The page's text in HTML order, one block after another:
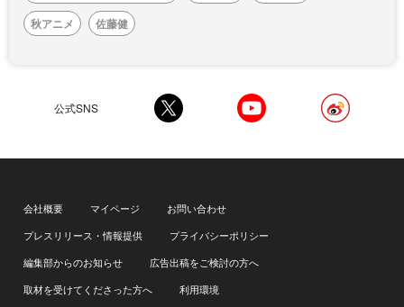
秋アニメ
佐藤健
公式SNS
会社概要 マイページ
お問い合わせ
プレスリリース・情報提供
プライバシーポリシー
編集部からのお知らせ
広告出稿をご検討の方へ
取材を受けてくださった方へ
利用環境